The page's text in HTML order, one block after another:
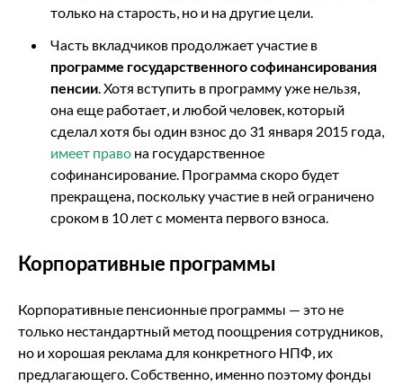
только на старость, но и на другие цели.
Часть вкладчиков продолжает участие в
программе государственного софинансирования
пенсии. Хотя вступить в программу уже нельзя,
она еще работает, и любой человек, который
сделал хотя бы один взнос до 31 января 2015 года,
имеет право на государственное
софинансирование. Программа скоро будет
прекращена, поскольку участие в ней ограничено
сроком в 10 лет с момента первого взноса.
Корпоративные программы
Корпоративные пенсионные программы — это не
только нестандартный метод поощрения сотрудников,
но и хорошая реклама для конкретного НПФ, их
предлагающего. Собственно, именно поэтому фонды